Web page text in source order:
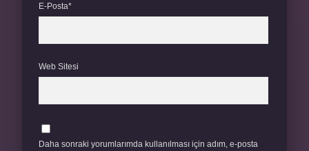
E-Posta*
Web Sitesi
Daha sonraki yorumlarımda kullanılması için adım, e-posta